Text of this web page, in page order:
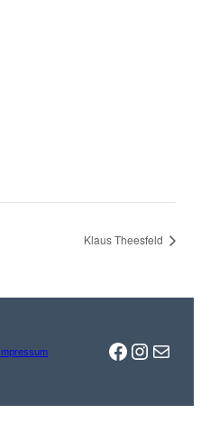
Klaus Theesfeld
Impressum Facebook
Mail